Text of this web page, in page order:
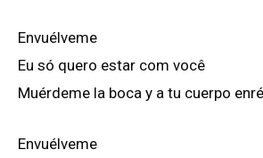
Envuélveme
Eu só quero estar com você
Muérdeme la boca y a tu cuerpo
Envuélveme